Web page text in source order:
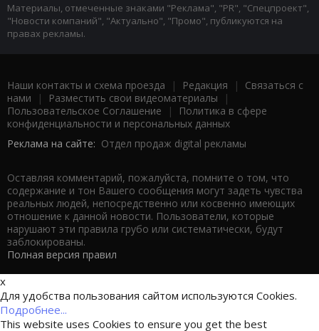
Материалы, отмеченные знаками "Реклама", "PR", "Спецпроект",
"Новости компаний", "Актуально", "Промо", публикуются на
правах рекламы.
Наши контакты и схема проезда | Редакция | Связаться с
нами | Разместить свои видеоматериалы |
Пользовательское Соглашение |
Политика в сфере
конфиденциальности и персональных данных
Реклама на сайте: Отдел продаж digital рекламы
Оставляя комментарий, пожалуйста, помните о том, что
содержание и тон Вашего сообщения могут задеть чувства
реальных людей, непосредственно или косвенно имеющих
отношение к данной новости. Пользователи, которые
нарушают эти правила грубо или систематически, будут
заблокированы.
Полная версия правил
x
Для удобства пользования сайтом используются Cookies.
Подробнее...
This website uses Cookies to ensure you get the best